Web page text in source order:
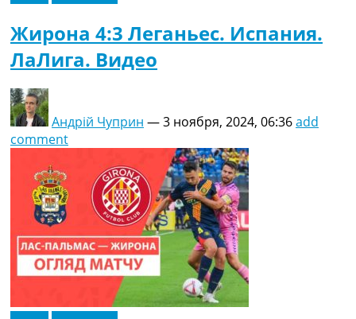
Жирона 4:3 Леганьес. Испания.
ЛаЛига. Видео
Андрій Чуприн —3 ноября, 2024, 06:36add
comment